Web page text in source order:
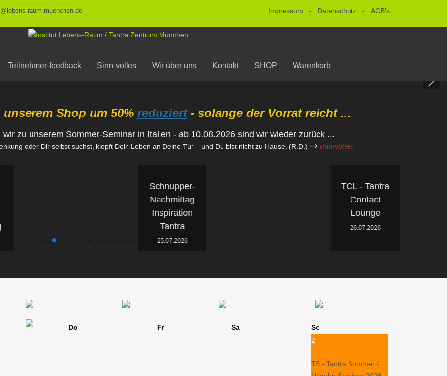
raum-muenchen.de Impressum - Datenschutz - AGB's
Off-
Teilnehmer-feedback Sinn-volles Wir über uns Kontakt SHOP Warenkorb
KB für Singles: 11.10.2026
KB-P für Paare: 10.10.2026
Shop um 50% reduziert- solange der Vorrat reicht ...
zu unserem Sommer-Seminar in Italien - ab 10.08.2026 sind wir wieder zurück ...
oder Dir selbst suchst, klopft Dein Leben an Deine Tür – und Du bist nicht zu Hause. (R.D. ) → sinn-volles
Schnupper-
Nachmittag
Inspiration
Tantra
25.07.2026
TCL - Tantra
Contact
Lounge
26.07.2026
Do Fr Sa So
2
TS - Tantra Sommer /